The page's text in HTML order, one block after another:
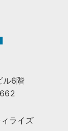
ル6階
ライズ